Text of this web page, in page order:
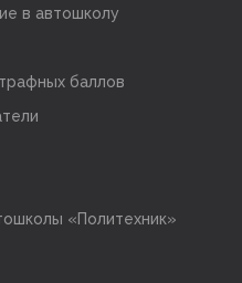
в автошколу
баллов
«Политехник»